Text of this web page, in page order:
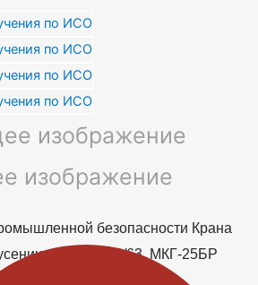
изображение
изображение
безопасности Крана
СКГ-40/63, МКГ-25БР